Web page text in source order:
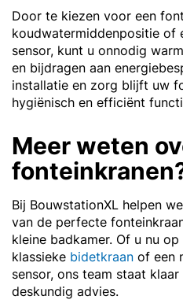
Door te kiezen voor een
koudwatermiddenpositie of
sensor, kunt u onnodig
en bijdragen aan
installatie en zorg blijft uw
hygiënisch en efficiënt
Meer weten
Bij BouwstationXL helpen
van de perfecte
kleine badkamer. Of u nu
klassieke bidetkraan of een
sensor, ons team staat
deskundig advies.